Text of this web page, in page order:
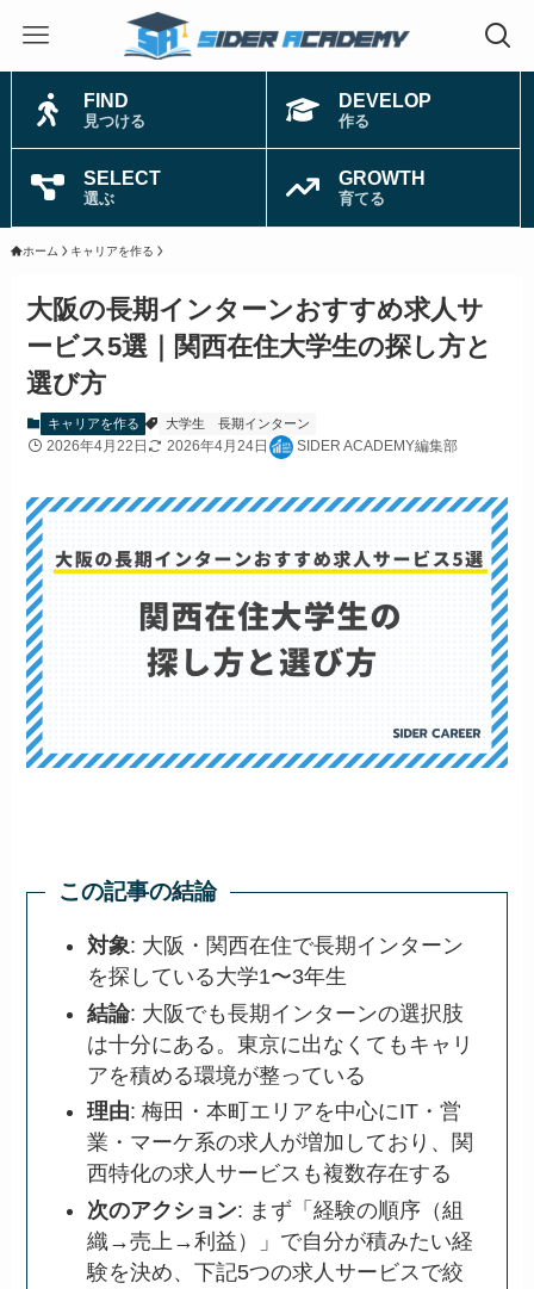
FIND
見つける
DEVELOP
作る
SELECT
選ぶ
GROWTH
育てる
ホーム キャリアを作る
大阪の長期インターンおすすめ求人サ
ービス5選｜関西在住大学生の探し方と
選び方
キャリアを作る 大学生 長期インターン
2026年4月22日 2026年4月24日 SIDER ACADEMY編集部
この記事の結論
対象: 大阪・関西在住で長期インターン
を探している大学1〜3年生
結論: 大阪でも長期インターンの選択肢
は十分にある。東京に出なくてもキャリ
アを積める環境が整っている
理由: 梅田・本町エリアを中心にIT・営
業・マーケ系の求人が増加しており、関
西特化の求人サービスも複数存在する
次のアクション: まず「経験の順序（組
織→売上→利益）」で自分が積みたい経
験を決め、下記5つの求人サービスで絞